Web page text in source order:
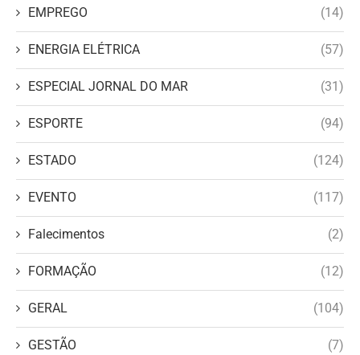
EMPREGO (14)
ENERGIA ELÉTRICA (57)
ESPECIAL JORNAL DO MAR (31)
ESPORTE (94)
ESTADO (124)
EVENTO (117)
Falecimentos (2)
FORMAÇÃO (12)
GERAL (104)
GESTÃO (7)